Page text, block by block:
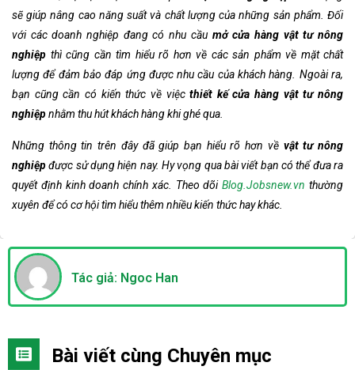
sẽ giúp nâng cao năng suất và chất lượng của những sản phẩm. Đối
với các doanh nghiệp đang có nhu cầumở cửa hàng vật tư nông
nghiệp thì cũng cần tìm hiểu rõ hơn về các sản phẩm về mặt chất
lượng để đảm bảo đáp ứng được nhu cầu của khách hàng. Ngoài ra,
bạn cũng cần có kiến thức về việcthiết kế cửa hàng vật tư nông
nghiệpnhằm thu hút khách hàng khi ghé qua.
Những thông tin trên đây đã giúp bạn hiểu rõ hơn về vật tư nông
nghiệpđược sử dụng hiện nay. Hy vọng qua bài viết bạn có thể đưa ra
quyết định kinh doanh chính xác. Theo dõiBlog.Jobsnew.vn thường
xuyên để có cơ hội tìm hiểu thêm nhiều kiến thức hay khác.
Tác giả: Ngoc Han
Bài viết cùng Chuyên mục